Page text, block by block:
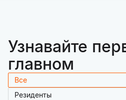
Узнавайте
главном
Все
Резиденты